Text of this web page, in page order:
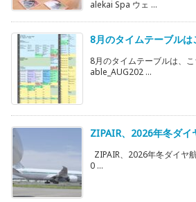
alekai Spa ウェ ...
8月のタイムテーブル
8月のタイムテーブルは、
able_AUG202 ...
ZIPAIR、2026年冬ダイ
ZIPAIR、2026年冬ダイヤ
0 ...